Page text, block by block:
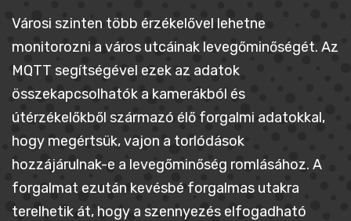
Városi szinten több érzékelővel lehetne
monitorozni a város utcáinak levegőminőségét. Az
MQTT segítségével ezek az adatok
összekapcsolhatók a kamerákból és
útérzékelőkből származó élő forgalmi adatokkal,
hogy megértsük, vajon a torlódások
hozzájárulnak-e a levegőminőség romlásához. A
forgalmat ezután kevésbé forgalmas utakra
terelhetik át, hogy a szennyezés elfogadható